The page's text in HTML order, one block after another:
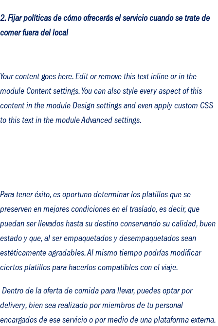
2. Fijar políticas de cómo ofrecerás el servicio cuando se trate de
comer fuera del local
Your content goes here. Edit or remove this text inline or in the
module Content settings. You can also style every aspect of this
content in the module Design settings and even apply custom CSS
to this text in the module Advanced settings.
Para tener éxito, es oportuno determinar los platillos que se
preserven en mejores condiciones en el traslado, es decir, que
puedan ser llevados hasta su destino conservando su calidad, buen
estado y que, al ser empaquetados y desempaquetados sean
estéticamente agradables. Al mismo tiempo podrías modificar
ciertos platillos para hacerlos compatibles con el viaje.
Dentro de la oferta de comida para llevar, puedes optar por
delivery, bien sea realizado por miembros de tu personal
encargados de ese servicio o por medio de una plataforma externa.